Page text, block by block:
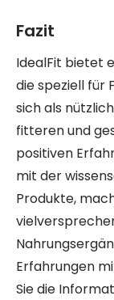
Fazit
IdealFit bietet
die speziell für
sich als
fitteren und
positiven
mit der
Produkte,
Erfahrungen
Sie die